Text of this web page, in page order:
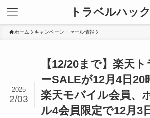
トラベルハッ
ホーム キャンペーン・セール情報
【12/20まで】楽天
ーSALEが12月4日20
楽天モバイル会員、
ル4会員限定で12月3
2025
2/03